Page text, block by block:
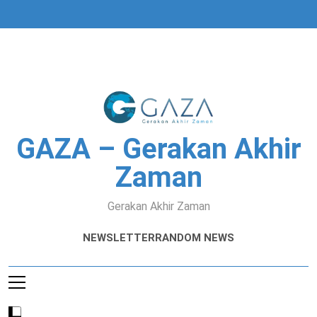
GAZA – Gerakan Akhir
Zaman
Gerakan Akhir Zaman
NEWSLETTERRANDOM NEWS